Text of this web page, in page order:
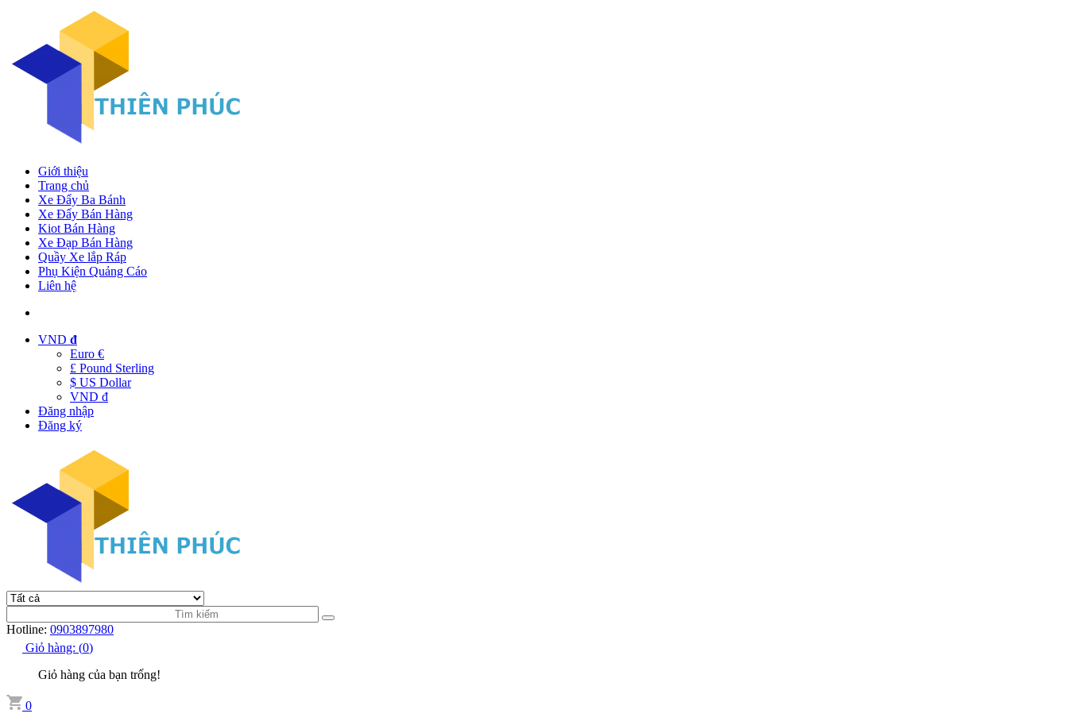
Giới thiệu
Trang chủ
Xe Đẩy Ba Bánh
Xe Đẩy Bán Hàng
Kiot Bán Hàng
Xe Đạp Bán Hàng
Quầy Xe lắp Ráp
Phụ Kiện Quảng Cáo
Liên hệ
VND đ
Euro €
£ Pound Sterling
$ US Dollar
VND đ
Đăng nhập
Đăng ký
Hotline: 0903897980
Giỏ hàng: (0)
Giỏ hàng của bạn trống!
0